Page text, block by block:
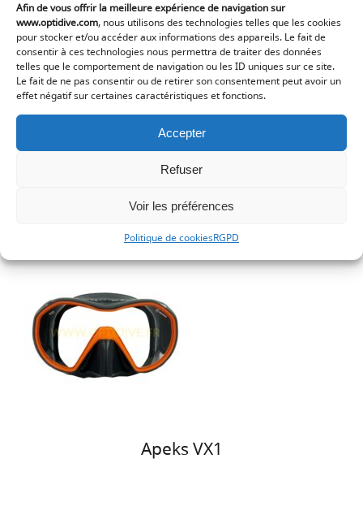
Afin de vous offrir la meilleure expérience de navigation sur
www.optidive.com, nous utilisons des technologies telles que les cookies
pour stocker et/ou accéder aux informations des appareils. Le fait de
consentir à ces technologies nous permettra de traiter des données
telles que le comportement de navigation ou les ID uniques sur ce site.
Le fait de ne pas consentir ou de retirer son consentement peut avoir un
effet négatif sur certaines caractéristiques et fonctions.
Accepter
Refuser
Voir les préférences
Politique de cookiesRGPD
Apeks VX1